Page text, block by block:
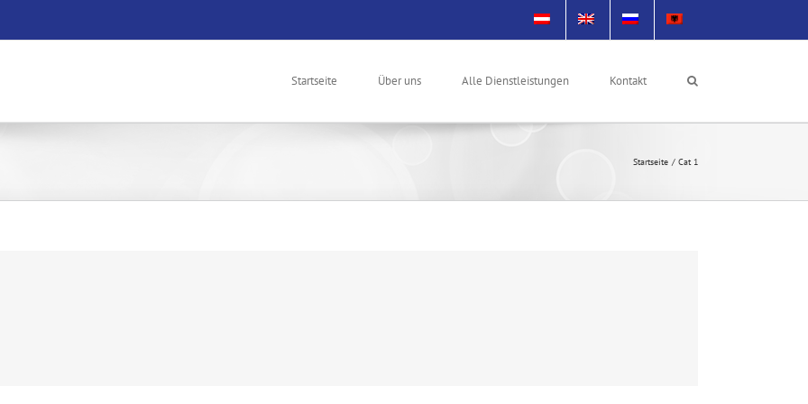
Startseite Über uns Alle Dienstleistungen Kontakt
Startseite Cat 1